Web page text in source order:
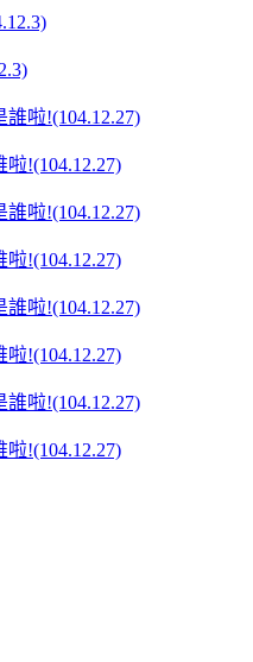
!(104.12.27)
!(104.12.27)
!(104.12.27)
!(104.12.27)